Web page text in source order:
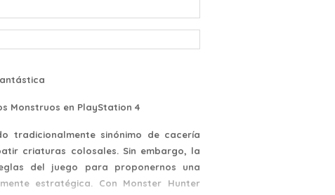
Monstruos en PlayStation 4
tradicionalmente sinónimo de cacería
criaturas colosales. Sin embargo, la
del juego para proponernos una
estratégica. Con Monster Hunter